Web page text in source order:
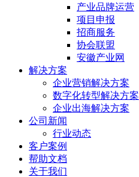
产业品牌运营
项目申报
招商服务
协会联盟
安徽产业网
解决方案
企业营销解决方案
数字化转型解决方案
企业出海解决方案
公司新闻
行业动态
客户案例
帮助文档
关于我们